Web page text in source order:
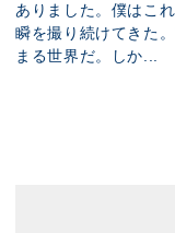
ありました。僕はこ
瞬を撮り続けてきた
まる世界だ。しか...